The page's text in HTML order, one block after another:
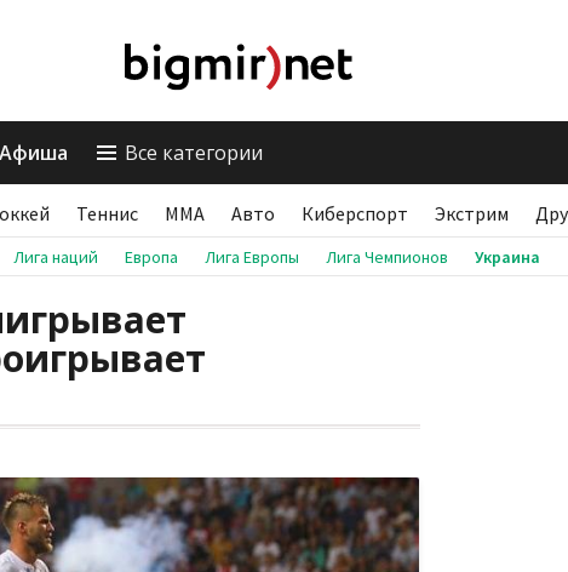
Афиша Все категории
Теннис ММА Авто Киберспорт Экстрим
Лига наций Европа Лига Европы Лига Чемпионов Украина